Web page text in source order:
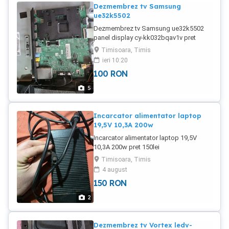
5
Dezmembrez tv Samsung
ue32k5502
Dezmembrez tv Samsung ue32k5502
panel display cy-kk032bqav1v pret
150lei set 2 difuzoare bn96-39969a
6ohm 10w pret 30lei sursa bn94-10883a
pret 100lei placa de baza bn41-02534b
pret 100lei
Timisoara, Timis
ieri 10:20
100 RON
2
Incarcator alimentator laptop
19,5V 10,3A 200w
Incarcator alimentator laptop 19,5V
10,3A 200w pret 150lei
Timisoara, Timis
4 august
150 RON
Dezmembrez tv Vortex ledv-